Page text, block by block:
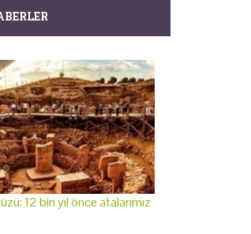
12 bin yıl önce atalarımız